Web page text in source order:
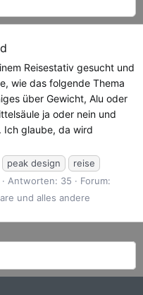
Reisestativ gesucht und
wie das folgende Thema
über Gewicht, Alu oder
ja oder nein und
Ich glaube, da wird
peak design
reise
Antworten: 35
Forum:
und alles andere